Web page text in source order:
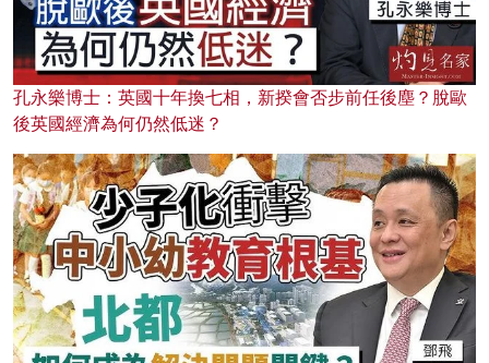
孔永樂博士：英國十年換七相，新揆會否步前任後塵？脫歐
後英國經濟為何仍然低迷？